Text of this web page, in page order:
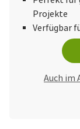
Projekte
Verfügbar
Auch im